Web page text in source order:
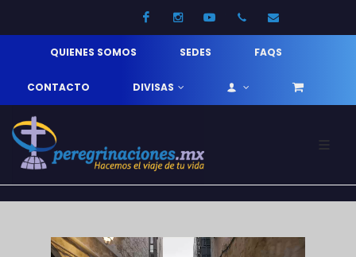
FacebookInstagramYoutube52 33 31210744
QUIENES SOMOS SEDES FAQS
CONTACTO DIVISAS